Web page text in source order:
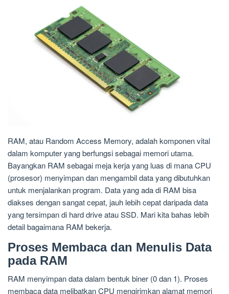
RAM, atau Random Access Memory, adalah komponen vital
dalam komputer yang berfungsi sebagai memori utama.
Bayangkan RAM sebagai meja kerja yang luas di mana CPU
(prosesor) menyimpan dan mengambil data yang dibutuhkan
untuk menjalankan program. Data yang ada di RAM bisa
diakses dengan sangat cepat, jauh lebih cepat daripada data
yang tersimpan di hard drive atau SSD. Mari kita bahas lebih
detail bagaimana RAM bekerja.
Proses Membaca dan Menulis Data
pada RAM
RAM menyimpan data dalam bentuk biner (0 dan 1). Proses
membaca data melibatkan CPU mengirimkan alamat memori